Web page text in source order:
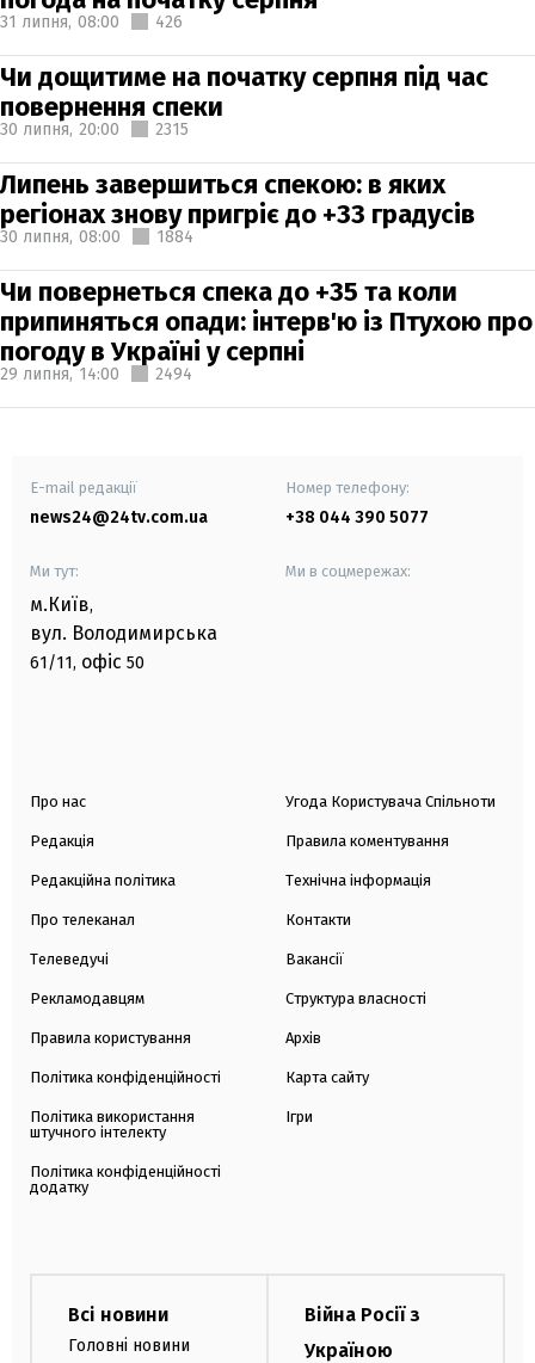
31 липня, 08:00 426
Чи дощитиме на початку серпня під час
повернення спеки
30 липня, 20:00 2315
Липень завершиться спекою: в яких
регіонах знову пригріє до +33 градусів
30 липня, 08:00 1884
Чи повернеться спека до +35 та коли
припиняться опади: інтерв'ю із Птухою про
погоду в Україні у серпні
29 липня, 14:00 2494
E-mail редакції
news24@24tv.com.ua
Номер телефону:
+38 044 390 5077
Ми тут:
м.Київ,
вул. Володимирська
61/11, офіс 50
Ми в соцмережах:
Про нас
Редакція
Редакційна політика
Про телеканал
Телеведучі
Рекламодавцям
Правила користування
Політика конфіденційності
Політика використання
штучного інтелекту
Політика конфіденційності
додатку
Угода Користувача Спільноти
Правила коментування
Технічна інформація
Контакти
Вакансії
Структура власності
Архів
Карта сайту
Ігри
Всі новини
Головні новини
Війна Росії з
Україною